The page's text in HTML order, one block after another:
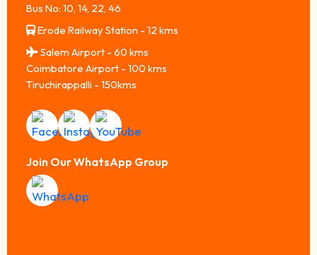
Bus No: 10, 14, 22, 46
Erode Railway Station - 12 kms
Salem Airport - 60 kms
Coimbatore Airport - 100 kms
Tiruchirappalli - 150kms
Join Our WhatsApp Group